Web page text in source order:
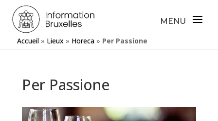
Accueil » Lieux » Horeca » Per Passione
Per Passione